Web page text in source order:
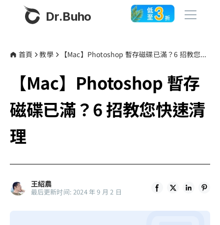
Dr.Buho
產品
BuhoCleaner
BuhoUnlocker
BuhoLaunchpad
商店
部落格
首頁 教學 【Mac】Photoshop 暫存磁碟已滿？6 招教您快速清理
【Mac】Photoshop 暫存
磁碟已滿？6 招教您快速清
理
王紹農
最后更新时间: 2024 年 9 月 2 日